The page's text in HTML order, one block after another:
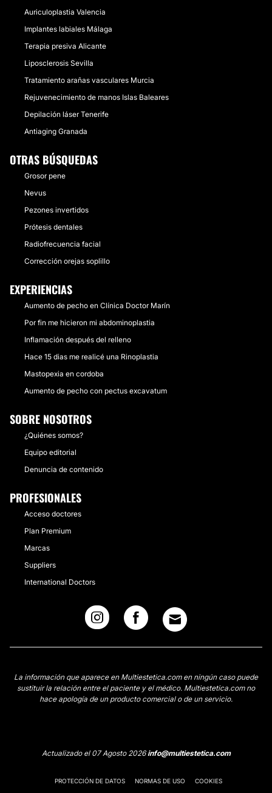
Auriculoplastia Valencia
Implantes labiales Málaga
Terapia presiva Alicante
Liposclerosis Sevilla
Tratamiento arañas vasculares Murcia
Rejuvenecimiento de manos Islas Baleares
Depilación láser Tenerife
Antiaging Granada
OTRAS BÚSQUEDAS
Grosor pene
Nevus
Pezones invertidos
Prótesis dentales
Radiofrecuencia facial
Corrección orejas soplillo
EXPERIENCIAS
Aumento de pecho en Clínica Doctor Marín
Por fin me hicieron mi abdominoplastia
Inflamación después del relleno
Hace 15 dias me realicé una Rinoplastia
Mastopexia en cordoba
Aumento de pecho con pectus excavatum
SOBRE NOSOTROS
¿Quiénes somos?
Equipo editorial
Denuncia de contenido
PROFESIONALES
Acceso doctores
Plan Premium
Marcas
Suppliers
International Doctors
La información que aparece en Multiestetica.com en ningún caso puede
sustituir la relación entre el paciente y el médico. Multiestetica.com no
hace apología de un producto comercial o de un servicio.
Actualizado el 07 Agosto 2026info@multiestetica.com
PROTECCIÓN DE DATOS NORMAS DE USO COOKIES